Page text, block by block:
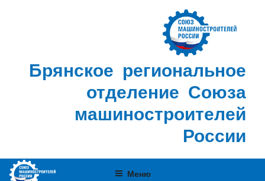
Брянское региональное
отделение Союза
машиностроителей
России
Меню